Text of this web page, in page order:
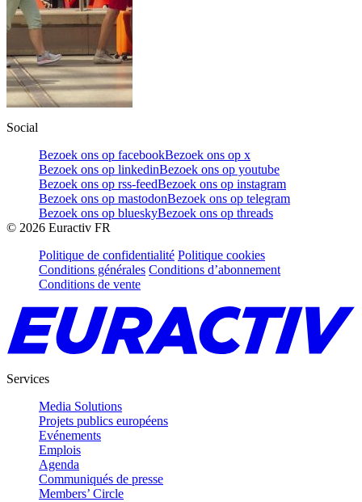
Social
Bezoek ons op facebookBezoek ons op x
Bezoek ons op linkedinBezoek ons op youtube
Bezoek ons op rss-feedBezoek ons op instagram
Bezoek ons op mastodonBezoek ons op telegram
Bezoek ons op blueskyBezoek ons op threads
© 2026 Euractiv FR
Politique de confidentialité Politique cookies
Conditions générales Conditions d’abonnement
Conditions de vente
Services
Media Solutions
Projets publics européens
Evénements
Emplois
Agenda
Communiqués de presse
Members’ Circle